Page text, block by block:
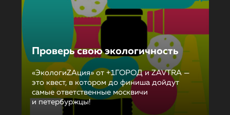
Проверь свою экологичность
«ЭкологиZAция» от +1ГОРОД и ZAVTRA —
это квест, в котором до финиша дойдут
самые ответственные москвичи
и петербуржцы!